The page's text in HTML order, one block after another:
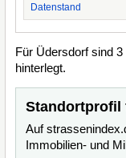
Datenstand
Für Üdersdorf sind
hinterlegt.
Standortprofil
Auf
Immobilien- und